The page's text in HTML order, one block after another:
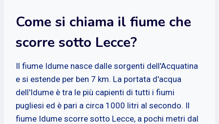
Come si chiama il fiume che
scorre sotto Lecce?
Il fiume Idume nasce dalle sorgenti dell'Acquatina
e si estende per ben 7 km. La portata d'acqua
dell'Idume è tra le più capienti di tutti i fiumi
pugliesi ed è pari a circa 1000 litri al secondo. Il
fiume Idume scorre sotto Lecce, a pochi metri dal